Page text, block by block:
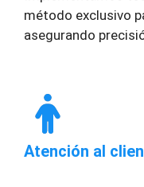
método exclusivo
asegurando
Atención al